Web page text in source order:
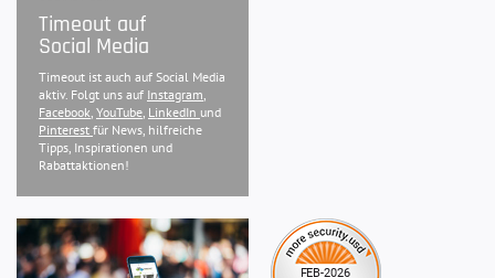
Timeout auf
Social Media
Timeout ist auch auf Social Media
aktiv. Folgt uns auf Instagram,
Facebook, YouTube, LinkedIn und
Pinterest für News, hilfreiche
Tipps, Inspirationen und
Rabattaktionen!